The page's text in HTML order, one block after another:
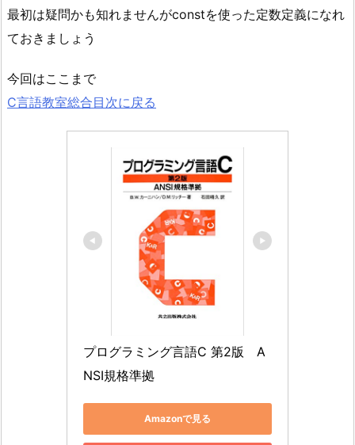
最初は疑問かも知れませんがconstを使った定数定義になれ
ておきましょう
今回はここまで
C言語教室総合目次に戻る
プログラミング言語C 第2版　A
NSI規格準拠
Amazonで見る